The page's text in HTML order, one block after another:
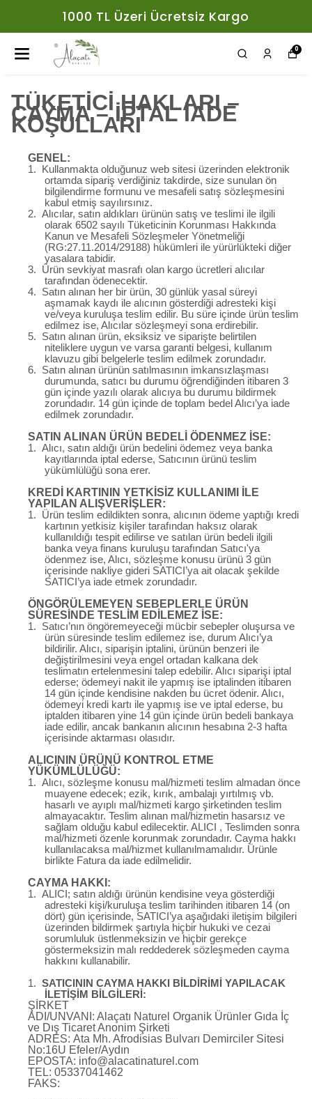
1000 TL Üzeri Ücretsiz Kargo
0
TÜKETİCİ HAKLARI –
CAYMA – İPTAL İADE
KOŞULLARI
GENEL:
1. Kullanmakta olduğunuz web sitesi üzerinden elektronik
ortamda sipariş verdiğiniz takdirde, size sunulan ön
bilgilendirme formunu ve mesafeli satış sözleşmesini
kabul etmiş sayılırsınız.
2. Alıcılar, satın aldıkları ürünün satış ve teslimi ile ilgili
olarak 6502 sayılı Tüketicinin Korunması Hakkında
Kanun ve Mesafeli Sözleşmeler Yönetmeliği
(RG:27.11.2014/29188) hükümleri ile yürürlükteki diğer
yasalara tabidir.
3. Ürün sevkiyat masrafı olan kargo ücretleri alıcılar
tarafından ödenecektir.
4. Satın alınan her bir ürün, 30 günlük yasal süreyi
aşmamak kaydı ile alıcının gösterdiği adresteki kişi
ve/veya kuruluşa teslim edilir. Bu süre içinde ürün teslim
edilmez ise, Alıcılar sözleşmeyi sona erdirebilir.
5. Satın alınan ürün, eksiksiz ve siparişte belirtilen
niteliklere uygun ve varsa garanti belgesi, kullanım
klavuzu gibi belgelerle teslim edilmek zorundadır.
6. Satın alınan ürünün satılmasının imkansızlaşması
durumunda, satıcı bu durumu öğrendiğinden itibaren 3
gün içinde yazılı olarak alıcıya bu durumu bildirmek
zorundadır. 14 gün içinde de toplam bedel Alıcı’ya iade
edilmek zorundadır.
SATIN ALINAN ÜRÜN BEDELİ ÖDENMEZ İSE:
1. Alıcı, satın aldığı ürün bedelini ödemez veya banka
kayıtlarında iptal ederse, Satıcının ürünü teslim
yükümlülüğü sona erer.
KREDİ KARTININ YETKİSİZ KULLANIMI İLE
YAPILAN ALIŞVERİŞLER:
1. Ürün teslim edildikten sonra, alıcının ödeme yaptığı kredi
kartının yetkisiz kişiler tarafından haksız olarak
kullanıldığı tespit edilirse ve satılan ürün bedeli ilgili
banka veya finans kuruluşu tarafından Satıcı'ya
ödenmez ise, Alıcı, sözleşme konusu ürünü 3 gün
içerisinde nakliye gideri SATICI’ya ait olacak şekilde
SATICI’ya iade etmek zorundadır.
ÖNGÖRÜLEMEYEN SEBEPLERLE ÜRÜN
SÜRESİNDE TESLİM EDİLEMEZ İSE:
1. Satıcı’nın öngöremeyeceği mücbir sebepler oluşursa ve
ürün süresinde teslim edilemez ise, durum Alıcı’ya
bildirilir. Alıcı, siparişin iptalini, ürünün benzeri ile
değiştirilmesini veya engel ortadan kalkana dek
teslimatın ertelenmesini talep edebilir. Alıcı siparişi iptal
ederse; ödemeyi nakit ile yapmış ise iptalinden itibaren
14 gün içinde kendisine nakden bu ücret ödenir. Alıcı,
ödemeyi kredi kartı ile yapmış ise ve iptal ederse, bu
iptalden itibaren yine 14 gün içinde ürün bedeli bankaya
iade edilir, ancak bankanın alıcının hesabına 2-3 hafta
içerisinde aktarması olasıdır.
ALICININ ÜRÜNÜ KONTROL ETME
YÜKÜMLÜLÜĞÜ:
1. Alıcı, sözleşme konusu mal/hizmeti teslim almadan önce
muayene edecek; ezik, kırık, ambalajı yırtılmış vb.
hasarlı ve ayıplı mal/hizmeti kargo şirketinden teslim
almayacaktır. Teslim alınan mal/hizmetin hasarsız ve
sağlam olduğu kabul edilecektir. ALICI , Teslimden sonra
mal/hizmeti özenle korunmak zorundadır. Cayma hakkı
kullanılacaksa mal/hizmet kullanılmamalıdır. Ürünle
birlikte Fatura da iade edilmelidir.
CAYMA HAKKI:
1. ALICI; satın aldığı ürünün kendisine veya gösterdiği
adresteki kişi/kuruluşa teslim tarihinden itibaren 14 (on
dört) gün içerisinde, SATICI’ya aşağıdaki iletişim bilgileri
üzerinden bildirmek şartıyla hiçbir hukuki ve cezai
sorumluluk üstlenmeksizin ve hiçbir gerekçe
göstermeksizin malı reddederek sözleşmeden cayma
hakkını kullanabilir.
1. SATICININ CAYMA HAKKI BİLDİRİMİ YAPILACAK
İLETİŞİM BİLGİLERİ:
ŞİRKET
ADI/UNVANI: Alaçatı Naturel Organik Ürünler Gıda İç
ve Dış Ticaret Anonim Şirketi
ADRES: Ata Mh. Afrodisias Bulvarı Demirciler Sitesi
No:16U Efeler/Aydın
EPOSTA: info@alacatinaturel.com
TEL: 05337041462
FAKS: